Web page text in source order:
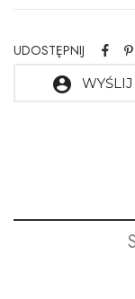
UDOSTĘPNIJ
account_circle